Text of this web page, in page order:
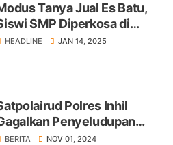
Tanya Jual Es Batu,
SMP Diperkosa di
Sawit
HEADLINE JAN 14, 2025
Polres Inhil
Penyeludupan
Pembawa Sembako
BERITA NOV 01, 2024